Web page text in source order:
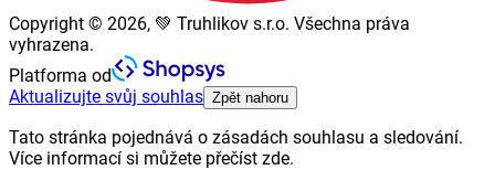
Copyright © 2026, 💚 Truhlikov s.r.o. Všechna práva
vyhrazena.
Platforma od
Aktualizujte svůj souhlas Zpět nahoru
Tato stránka pojednává o zásadách souhlasu a sledování.
Více informací si můžete přečíst zde.